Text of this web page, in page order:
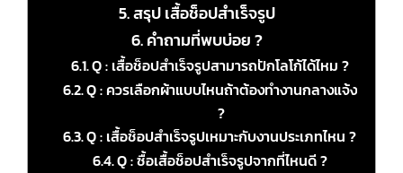
สรุป เสื้อช็อปสำเร็จรูป
คำถามที่พบบ่อย ?
Q : เสื้อช็อปสำเร็จรูปสามารถปักโลโก้ได้ไหม ?
Q : ควรเลือกผ้าแบบไหนถ้าต้องทำงานกลางแจ้ง
?
Q : เสื้อช็อปสำเร็จรูปเหมาะกับงานประเภทไหน ?
Q : ซื้อเสื้อช็อปสำเร็จรูปจากที่ไหนดี ?